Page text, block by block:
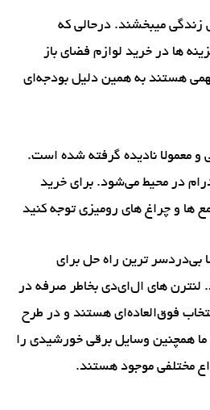
میبخشند. درحالی که
ها در خرید لوازم فضای باز
هستند به همین دلیل بودجه‌ای
و معمولا نادیده گرفته شده است.
درام در محیط می‌شود. برای خرید
ها و چراغ های رومیزی توجه کنید
بی‌دردسر ترین راه حل برای
لنترن های ال‌ای‌دی بخاطر صرفه در
فوق‌العاده‌ای هستند و در طرح
ما همچنین وسایل برقی خورشیدی را
مختلفی موجود هستند.